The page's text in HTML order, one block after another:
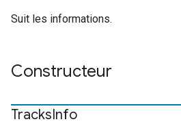
Suit les informations.
Constructeur
TracksInfo